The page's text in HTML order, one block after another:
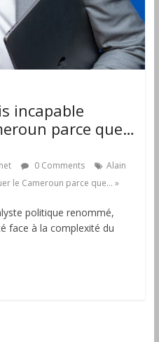
incapable
parce que…
0 Comments
Alain
le Cameroun parce que… »
politique renommé,
face à la complexité du